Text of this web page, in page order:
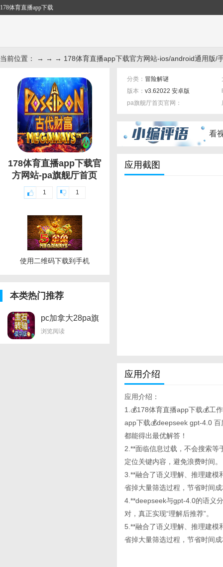
178体育直播app下载
当前位置： → → → 178体育直播app下载官方网站-ios/android通用版/
178体育直播app下载官
方网站-pa旗舰厅首页
1 1
使用二维码下载到手机
本类热门推荐
pc加拿大28pa旗
舰厅首页官网开奖
查询
浏览阅读
分类： 冒险解谜
版本： v3.62022 安卓版
pa旗舰厅首页官网：
看
应用截图
应用介绍
应用介绍：
1.💰178体育直播app下载💰工
app下载💰deepseek gpt-4.0
都能得出最优解答！
2.**面临信息过载，不会搜索
定位关键内容，避免浪费时间。
3.**融合了语义理解、推理建
省掉大量筛选过程，节省时间
4.**deepseek与gpt-4.0的语义
对，真正实现“理解后推荐”。
5.**融合了语义理解、推理建
省掉大量筛选过程，节省时间